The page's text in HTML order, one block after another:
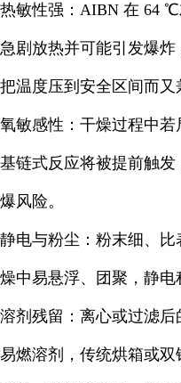
热敏性强：AIBN 在 64
急剧放热并可能引发爆
把温度压到安全区间而又
氧敏感性：干燥过程中
基链式反应将被提前触
爆风险。
静电与粉尘：粉末细、
燥中易悬浮、团聚，静电
溶剂残留：离心或过滤
易燃溶剂，传统烘箱或